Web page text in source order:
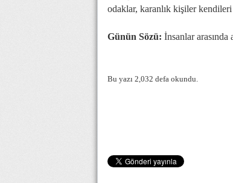
odaklar, karanlık kişiler
Günün Sözü: İnsanlar arasında
Bu yazı 2,032 defa okundu.